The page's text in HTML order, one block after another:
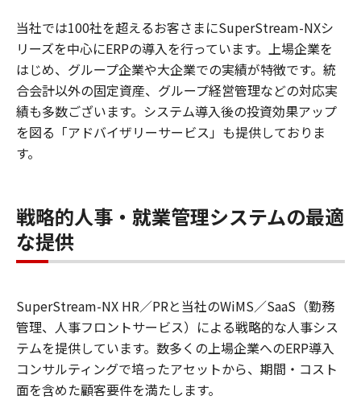
当社では100社を超えるお客さまにSuperStream-NXシ
リーズを中心にERPの導入を行っています。上場企業を
はじめ、グループ企業や大企業での実績が特徴です。統
合会計以外の固定資産、グループ経営管理などの対応実
績も多数ございます。システム導入後の投資効果アップ
を図る「アドバイザリーサービス」も提供しておりま
す。
戦略的人事・就業管理システムの最適
な提供
SuperStream-NX HR／PRと当社のWiMS／SaaS（勤務
管理、人事フロントサービス）による戦略的な人事シス
テムを提供しています。数多くの上場企業へのERP導入
コンサルティングで培ったアセットから、期間・コスト
面を含めた顧客要件を満たします。